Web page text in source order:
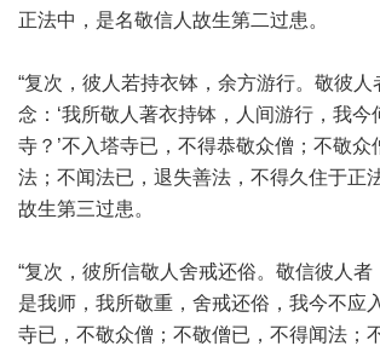
正法中，是名敬信人故生第二过患。
“复次，彼人若持衣钵，余方游行。敬彼人
念：‘我所敬人著衣持钵，人间游行，我今
寺？’不入塔寺已，不得恭敬众僧；不敬众
法；不闻法已，退失善法，不得久住于正
故生第三过患。
“复次，彼所信敬人舍戒还俗。敬信彼人者
是我师，我所敬重，舍戒还俗，我今不应
寺已，不敬众僧；不敬僧已，不得闻法；